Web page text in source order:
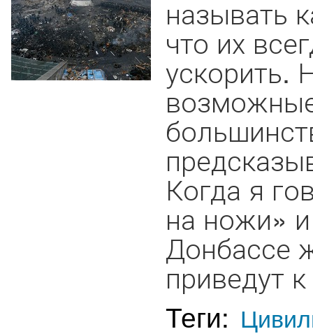
называть
что их
ускорить.
Когда я
на ножи»
Донбассе
приведут
Теги: